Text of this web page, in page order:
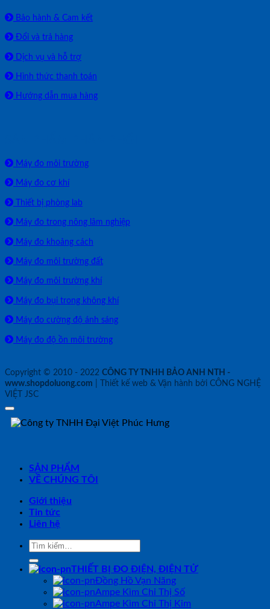
Bảo hành & Cam kết
Đổi và trả hàng
Dịch vụ và hỗ trợ
Hình thức thanh toán
Hướng dẫn mua hàng
Máy đo môi trường
Máy đo cơ khí
Thiết bị phòng lab
Máy đo trong nông lâm nghiệp
Máy đo khoảng cách
Máy đo môi trường đất
Máy đo môi trường khí
Máy đo bụi trong không khí
Máy đo cường độ ánh sáng
Máy đo độ ồn môi trường
Copyright © 2010 - 2022 CÔNG TY TNHH BẢO ANH NTH -
www.shopdoluong.com | Thiết kế web & Vận hành bởi CÔNG NGHỆ
VIỆT JSC
SẢN PHẨM
VỀ CHÚNG TÔI
Giới thiệu
Tin tức
Liên hệ
Tìm
kiếm:
THIẾT BỊ ĐO ĐIỆN, ĐIỆN TỬ
Đồng Hồ Vạn Năng
Ampe Kìm Chỉ Thị Số
Ampe Kìm Chỉ Thị Kim